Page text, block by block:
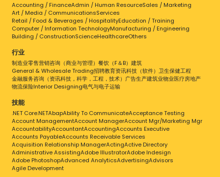
点击工作查看详情
Accounting / FinanceAdmin / Human ResourceSales / Marketing
Art / Media / CommunicationsServices
Retail / Food & Beverages / HospitalityEducation / Training
Computer / Information TechnologyManufacturing / Engineering
Building / ConstructionScienceHealthcareOthers
行业
制造业零售营销咨询（商业与管理） 餐饮（F＆B） 建筑
General & Wholesale Trading招聘教育资讯科技（软件） 卫生保健工程
金融服务咨询（资讯科技，科学，工程，技术） 广告生产建筑业物业医疗房地产
物流保险Interior Designing电气与电子运输
技能
.NET Core.NETAbapAbility To CommunicateAcceptance Testing
Account ManagementAccount ManagerAccount Mgr/Marketing Mgr
AccountabilityAccountantAccountingAccounts Executive
Accounts PayableAccounts Receivable Services
Acquisition Relationship ManagerActingActive Directory
Administrative AssistingAdobe IllustratorAdobe Indesign
Adobe PhotoshopAdvanced AnalyticsAdvertisingAdvisors
Agile Development